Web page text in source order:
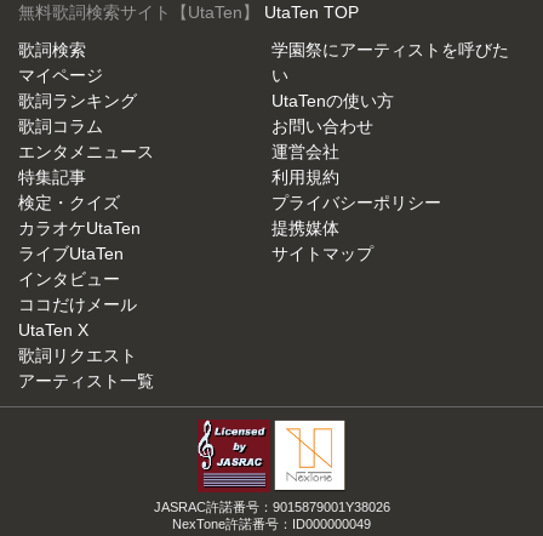
無料歌詞検索サイト【UtaTen】 UtaTen TOP
歌詞検索
マイページ
歌詞ランキング
歌詞コラム
エンタメニュース
特集記事
検定・クイズ
カラオケUtaTen
ライブUtaTen
インタビュー
ココだけメール
UtaTen X
歌詞リクエスト
アーティスト一覧
学園祭にアーティストを呼びた
い
UtaTenの使い方
お問い合わせ
運営会社
利用規約
プライバシーポリシー
提携媒体
サイトマップ
JASRAC許諾番号：9015879001Y38026
NexTone許諾番号：ID000000049